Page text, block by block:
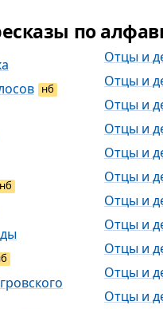
по
нб
нб
Отцы и
Отцы и
Отцы и
Отцы и
Отцы и
Отцы и
Отцы и
Отцы и
Отцы и
Отцы и
Отцы и